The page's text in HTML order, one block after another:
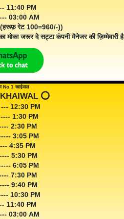
11:40 PM
03:00 AM
रेट 100=960/-))
मोका जरूर दे सट्टा कंपनी मैनेजर की ज़िम्मेवारी है
No 1 खाईवाल
⭕️
--- 12:30 PM
---- 1:30 PM
2:30 PM
3:05 PM
4:35 PM
5:30 PM
6:05 PM
7:30 PM
9:40 PM
10:30 PM
11:40 PM
03:00 AM